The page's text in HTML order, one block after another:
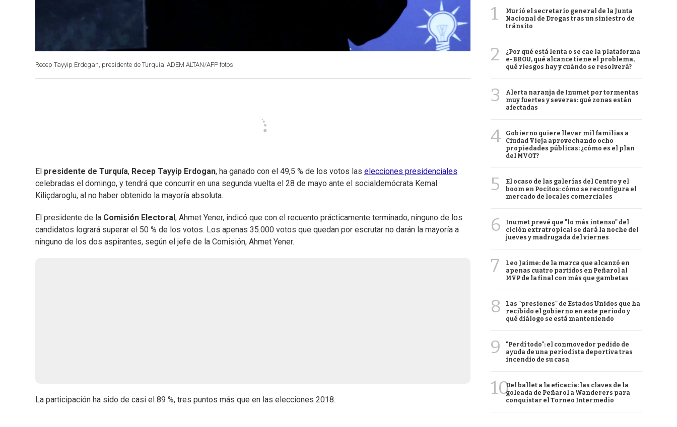
Recep Tayyip Erdogan, presidente de Turquía ADEM ALTAN/AFP fotos
El presidente de Turquía, Recep Tayyip Erdogan, ha ganado con el 49,5 % de los votos las elecciones presidenciales
celebradas el domingo, y tendrá que concurrir en una segunda vuelta el 28 de mayo ante el socialdemócrata Kemal
Kiliçdaroglu, al no haber obtenido la mayoría absoluta.
El presidente de la Comisión Electoral , Ahmet Yener, indicó que con el recuento prácticamente terminado, ninguno de los
candidatos logrará superar el 50 % de los votos. Los apenas 35.000 votos que quedan por escrutar no darán la mayoría a
ninguno de los dos aspirantes, según el jefe de la Comisión, Ahmet Yener.
La participación ha sido de casi el 89 %, tres puntos más que en las elecciones 2018.
1
Murió el secretario general de la Junta
Nacional de Drogas tras un siniestro de
tránsito
2
¿Por qué está lenta o se cae la plataforma
e-BROU, qué alcance tiene el problema,
qué riesgos hay y cuándo se resolverá?
3
Alerta naranja de Inumet por tormentas
muy fuertes y severas: qué zonas están
afectadas
4
Gobierno quiere llevar mil familias a
Ciudad Vieja aprovechando ocho
propiedades públicas: ¿cómo es el plan
del MVOT?
5
El ocaso de las galerías del Centro y el
boom en Pocitos: cómo se reconfigura el
mercado de locales comerciales
6
Inumet prevé que "lo más intenso" del
ciclón extratropical se dará la noche del
jueves y madrugada del viernes
7
Leo Jaime: de la marca que alcanzó en
apenas cuatro partidos en Peñarol al
MVP de la final con más que gambetas
8
Las "presiones" de Estados Unidos que ha
recibido el gobierno en este período y
qué diálogo se está manteniendo
9
"Perdí todo": el conmovedor pedido de
ayuda de una periodista deportiva tras
incendio de su casa
10Del ballet a la eficacia: las claves de la
goleada de Peñarol a Wanderers para
conquistar el Torneo Intermedio